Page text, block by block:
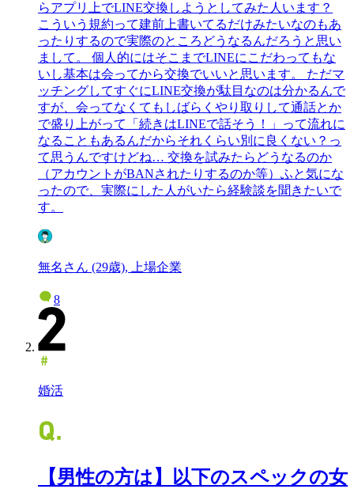
らアプリ上でLINE交換しようとしてみた人います？
こういう規約って建前上書いてるだけみたいなのもあ
ったりするので実際のところどうなるんだろうと思い
まして。 個人的にはそこまでLINEにこだわってもな
いし基本は会ってから交換でいいと思います。 ただマ
ッチングしてすぐにLINE交換が駄目なのは分かるんで
すが、会ってなくてもしばらくやり取りして通話とか
で盛り上がって「続きはLINEで話そう！」って流れに
なることもあるんだからそれくらい別に良くない？っ
て思うんですけどね… 交換を試みたらどうなるのか
（アカウントがBANされたりするのか等）ふと気にな
ったので、実際にした人がいたら経験談を聞きたいで
す。
無名さん (29歳), 上場企業
8
婚活
【男性の方は】以下のスペックの女